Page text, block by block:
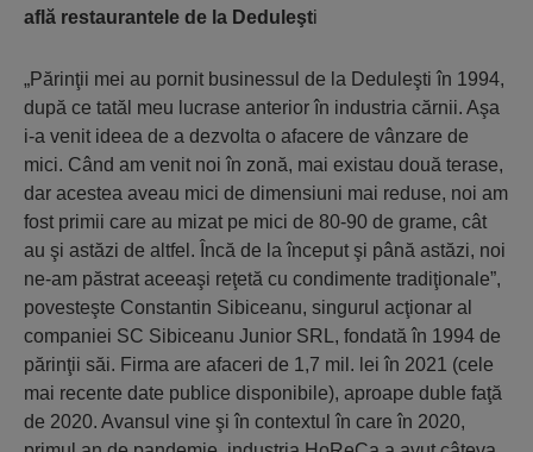
află restaurantele de la Deduleşti
„Părinţii mei au pornit businessul de la Deduleşti în 1994,
după ce tatăl meu lucrase anterior în industria cărnii. Aşa
i-a venit ideea de a dezvolta o afacere de vânzare de
mici. Când am venit noi în zonă, mai existau două terase,
dar acestea aveau mici de dimensiuni mai reduse, noi am
fost primii care au mizat pe mici de 80-90 de grame, cât
au şi astăzi de altfel. Încă de la început şi până astăzi, noi
ne-am păstrat aceeaşi reţetă cu condimente tradiţionale”,
povesteşte Constantin Sibiceanu, singurul acţionar al
companiei SC Sibiceanu Junior SRL, fondată în 1994 de
părinţii săi. Firma are afaceri de 1,7 mil. lei în 2021 (cele
mai recente date publice disponibile), aproape duble faţă
de 2020. Avansul vine şi în contextul în care în 2020,